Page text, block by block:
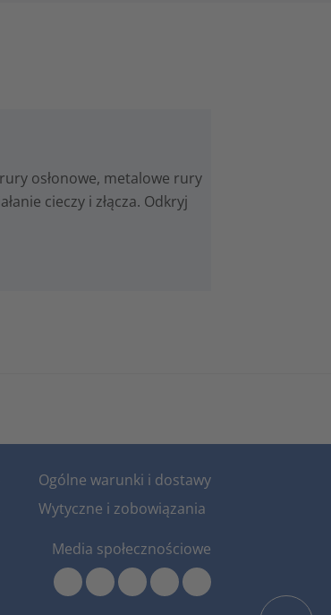
osłonowe, metalowe rury
cieczy i złącza. Odkryj
Ogólne warunki i dostawy
Wytyczne i zobowiązania
Media społecznościowe